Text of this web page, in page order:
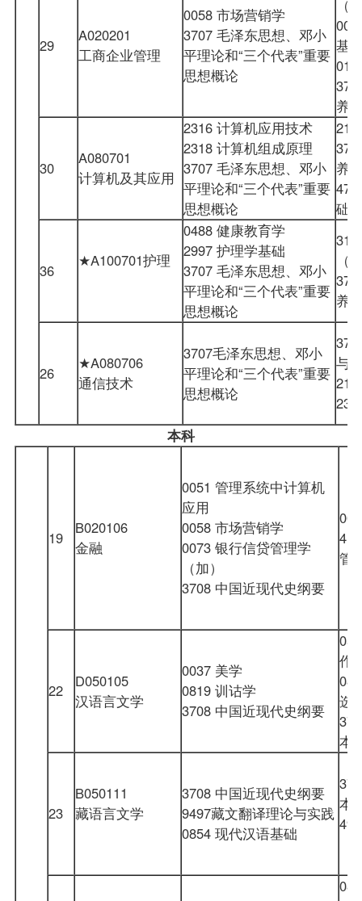
29
A020201
工商企业管理
0058 市场营销学
3707 毛泽东思想、邓小
平理论和“三个代表”重要
思想概论
（
基
养
30
A080701
计算机及其应用
2316 计算机应用技术
2318 计算机组成原理
3707 毛泽东思想、邓小
平理论和“三个代表”重要
思想概论
养
础
36
★A100701护理
0488 健康教育学
2997 护理学基础
3707 毛泽东思想、邓小
平理论和“三个代表”重要
思想概论
（
养
26
★A080706
通信技术
3707毛泽东思想、邓小
平理论和“三个代表”重要
思想概论
与
本科
19
B020106
金融
0051 管理系统中计算机
应用
0058 市场营销学
0073 银行信贷管理学
（加）
3708 中国近现代史纲要
管
22
D050105
汉语言文学
0037 美学
0819 训诂学
3708 中国近现代史纲要
作
选
本
23
B050111
藏语言文学
3708 中国近现代史纲要
9497藏文翻译理论与实践
0854 现代汉语基础
本